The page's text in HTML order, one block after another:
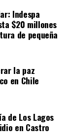
Indespa
$20 millones
de pequeña
la paz
en Chile
de Los Lagos
en Castro